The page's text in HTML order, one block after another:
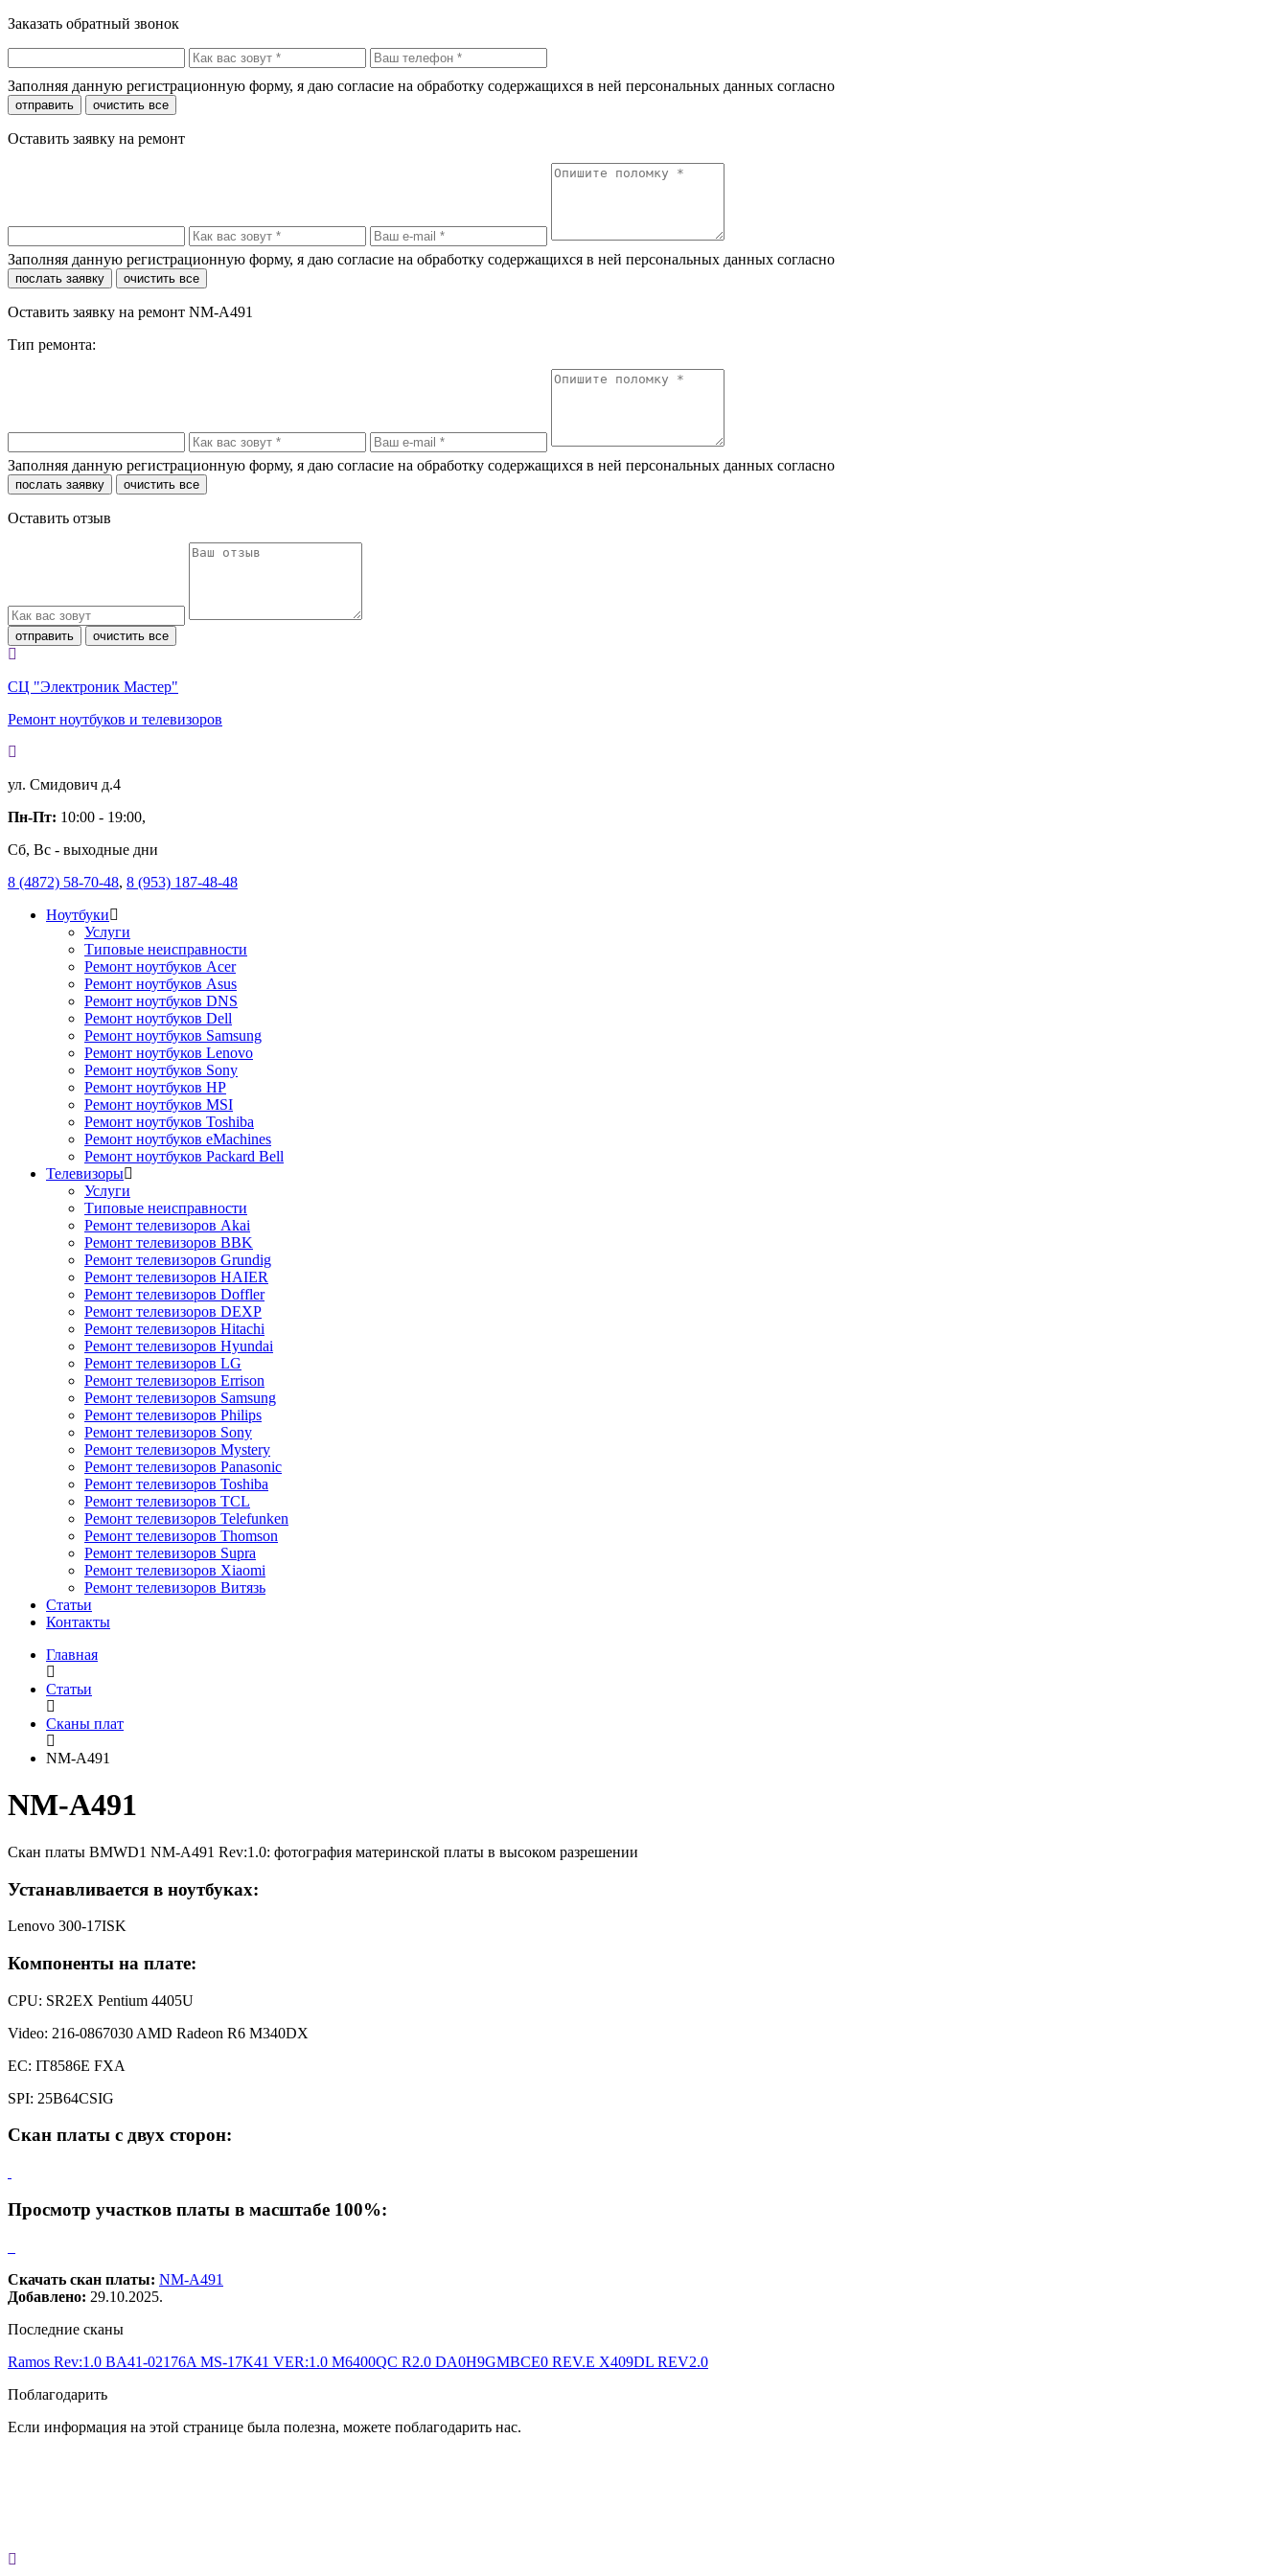
Заказать обратный звонок
Заполняя данную регистрационную форму, я даю согласие на обработку содержащихся в ней персональных данных согласно
отправить очистить все
Оставить заявку на ремонт
Заполняя данную регистрационную форму, я даю согласие на обработку содержащихся в ней персональных данных согласно
послать заявку очистить все
Оставить заявку на ремонт NM-A491
Тип ремонта:
Заполняя данную регистрационную форму, я даю согласие на обработку содержащихся в ней персональных данных согласно
послать заявку очистить все
Оставить отзыв
отправить очистить все
СЦ "Электроник Мастер"
Ремонт ноутбуков и телевизоров
ул. Смидович д.4
Пн-Пт: 10:00 - 19:00,
Сб, Вс - выходные дни
8 (4872) 58-70-48, 8 (953) 187-48-48
Ноутбуки
Услуги
Типовые неисправности
Ремонт ноутбуков Acer
Ремонт ноутбуков Asus
Ремонт ноутбуков DNS
Ремонт ноутбуков Dell
Ремонт ноутбуков Samsung
Ремонт ноутбуков Lenovo
Ремонт ноутбуков Sony
Ремонт ноутбуков HP
Ремонт ноутбуков MSI
Ремонт ноутбуков Toshiba
Ремонт ноутбуков eMachines
Ремонт ноутбуков Packard Bell
Телевизоры
Услуги
Типовые неисправности
Ремонт телевизоров Akai
Ремонт телевизоров BBK
Ремонт телевизоров Grundig
Ремонт телевизоров HAIER
Ремонт телевизоров Doffler
Ремонт телевизоров DEXP
Ремонт телевизоров Hitachi
Ремонт телевизоров Hyundai
Ремонт телевизоров LG
Ремонт телевизоров Errison
Ремонт телевизоров Samsung
Ремонт телевизоров Philips
Ремонт телевизоров Sony
Ремонт телевизоров Mystery
Ремонт телевизоров Panasonic
Ремонт телевизоров Toshiba
Ремонт телевизоров TCL
Ремонт телевизоров Telefunken
Ремонт телевизоров Thomson
Ремонт телевизоров Supra
Ремонт телевизоров Xiaomi
Ремонт телевизоров Витязь
Статьи
Контакты
Главная
Статьи
Сканы плат
NM-A491
NM-A491
Скан платы BMWD1 NM-A491 Rev:1.0: фотография материнской платы в высоком разрешении
Устанавливается в ноутбуках:
Lenovo 300-17ISK
Компоненты на плате:
CPU: SR2EX Pentium 4405U
Video: 216-0867030 AMD Radeon R6 M340DX
EC: IT8586E FXA
SPI: 25B64CSIG
Скан платы с двух сторон:
Просмотр участков платы в масштабе 100%:
Скачать скан платы: NM-A491
Добавлено: 29.10.2025.
Последние сканы
Ramos Rev:1.0 BA41-02176A MS-17K41 VER:1.0 M6400QC R2.0 DA0H9GMBCE0 REV.E X409DL REV2.0
Поблагодарить
Если информация на этой странице была полезна, можете поблагодарить нас.